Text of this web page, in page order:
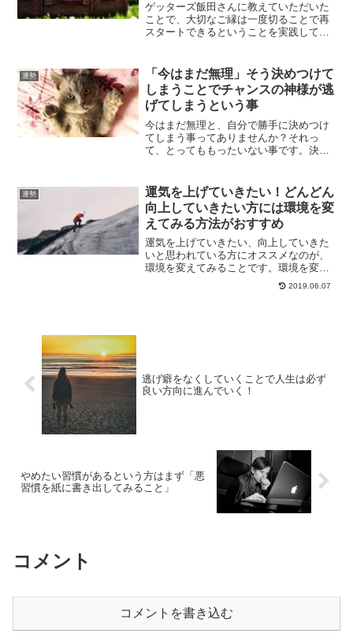
ゲッターズ飯田さんに教えていただいた
ことで、大切なご縁は一度切ることで再
スタートできるということを実践してみ
しかしながら、これができるようになる
と人生の質が向上していくことがわかり
ました。
運勢
「今はまだ無理」そう決めつけて
しまうことでチャンスの神様が逃
げてしまうという事
今はまだ無理と、自分で勝手に決めつけ
てしまう事ってありませんか？それっ
て、とってももったいない事です。決め
しまうにはどうしたらいいのかについ
て、解説していきます。
運勢
運気を上げていきたい！どんどん
向上していきたい方には環境を変
えてみる方法がおすすめ
運気を上げていきたい、向上していきた
いと思われている方にオススメなのが、
環境を変えてみることです。環境を変え
てみることは、あなた次第で簡単にでき
ます。環境を変える場合に気をつけるべ
2019.06.07
逃げ癖をなくしていくことで人生は必ず
良い方向に進んでいく！
やめたい習慣があるという方はまず「悪
習慣を紙に書き出してみること」
コメント
コメントを書き込む